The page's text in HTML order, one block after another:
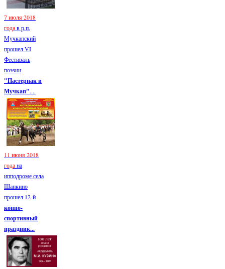
7 июля 2018
годав р.п.
Мучкапский
прошел VI
Фестиваль
поэзии
"Пастернак и
Мучкап"....
11 июня 2018
годана
ипподроме села
Шапкино
прошел 12-й
конно-
спортивный
праздник...